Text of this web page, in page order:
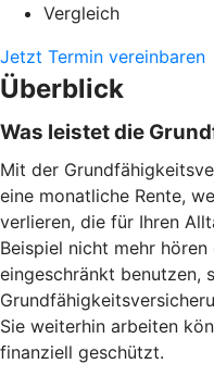
Vergleich
Jetzt Termin vereinbaren
Überblick
Was leistet die
Mit der
eine monatliche Rente,
verlieren, die für Ihren
Beispiel nicht mehr
eingeschränkt benutzen,
Sie weiterhin arbeiten
finanziell geschützt.